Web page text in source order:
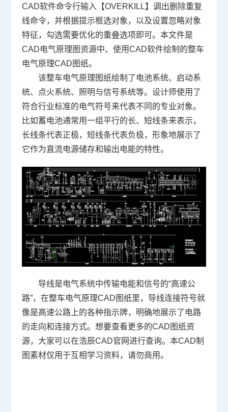
CAD软件命令行输入【OVERKILL】调出删除重复
线命令，并根据提示框选对象，以及设置忽略对象
特征，勾选需要优化的重叠选项即可。本文件是
CAD电气原理图资源中、使用CAD软件绘制的整车
电气原理CAD图纸。
该整车电气原理图纸绘制了电池系统、启动系
统、点火系统、照明与信号系统等。设计师使用了
符合行业标准的电气符号来代表不同的专业对象。
比如蓄电池通常用一组平行的长、短线条来表示，
长线条代表正极，短线条代表负极，形象地展示了
它作为直流电源储存和输出电能的特性。
导线是电气系统中传输电能和信号的“高速公
路”，在整车电气原理CAD图纸里，导线连接符号就
像是高速公路上的各种指示牌，明确地展示了电路
的走向和连接方式。想要查看更多的CAD图纸资
源，大家可以在浩辰CAD官网进行查询。本CAD制
图素材仅用于互相学习资料，请勿商用。